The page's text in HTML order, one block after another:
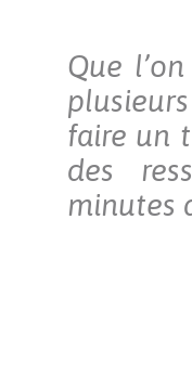
Que
faire un
des
minutes